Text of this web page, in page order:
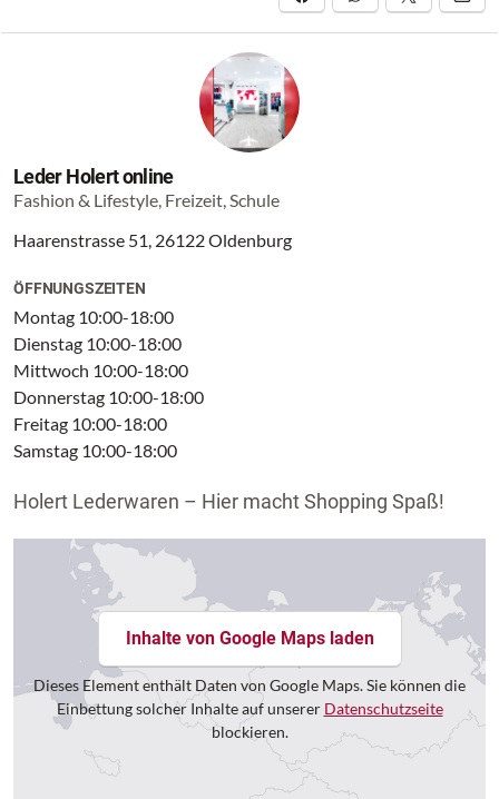
Leder Holert online
Fashion & Lifestyle, Freizeit, Schule
Haarenstrasse 51, 26122 Oldenburg
ÖFFNUNGSZEITEN
Montag 10:00-18:00
Dienstag 10:00-18:00
Mittwoch 10:00-18:00
Donnerstag 10:00-18:00
Freitag 10:00-18:00
Samstag 10:00-18:00
Holert Lederwaren – Hier macht Shopping Spaß!
Inhalte von Google Maps laden
Dieses Element enthält Daten von Google Maps. Sie können die
Einbettung solcher Inhalte auf unserer Datenschutzseite
blockieren.